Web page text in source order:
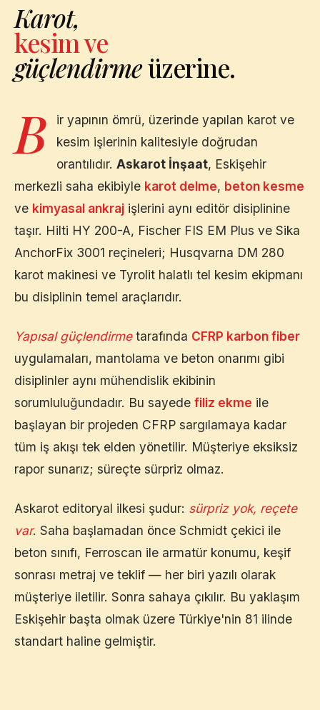
Karot,
kesim ve
güçlendirmeüzerine.
B
ir yapının ömrü, üzerinde yapılan karot ve
kesim işlerinin kalitesiyle doğrudan
orantılıdır. Askarot İnşaat, Eskişehir
merkezli saha ekibiyle karot delme, beton kesme
ve kimyasal ankraj işlerini aynı editör disiplinine
taşır. Hilti HY 200-A, Fischer FIS EM Plus ve Sika
AnchorFix 3001 reçineleri; Husqvarna DM 280
karot makinesi ve Tyrolit halatlı tel kesim ekipmanı
bu disiplinin temel araçlarıdır.
Yapısal güçlendirmetarafında CFRP karbon fiber
uygulamaları, mantolama ve beton onarımı gibi
disiplinler aynı mühendislik ekibinin
sorumluluğundadır. Bu sayede filiz ekme ile
başlayan bir projeden CFRP sargılamaya kadar
tüm iş akışı tek elden yönetilir. Müşteriye eksiksiz
rapor sunarız; süreçte sürpriz olmaz.
Askarot editoryal ilkesi şudur: sürpriz yok, reçete
var. Saha başlamadan önce Schmidt çekici ile
beton sınıfı, Ferroscan ile armatür konumu, keşif
sonrası metraj ve teklif — her biri yazılı olarak
müşteriye iletilir. Sonra sahaya çıkılır. Bu yaklaşım
Eskişehir başta olmak üzere Türkiye'nin 81 ilinde
standart haline gelmiştir.